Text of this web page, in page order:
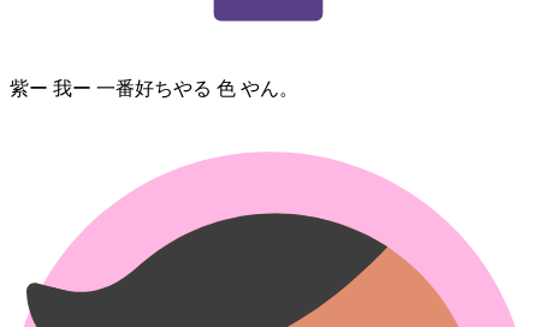
紫ー 我ー 一番好ちやる 色 やん。